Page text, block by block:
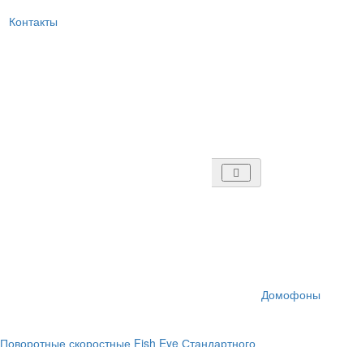
Контакты
Домофоны
Поворотные скоростные Fish Eye Стандартного